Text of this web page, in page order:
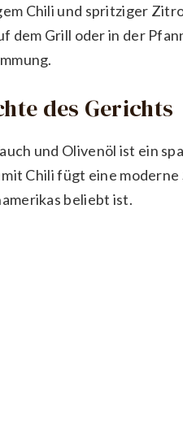
Chili und spritziger
dem Grill oder in der
des Gerichts
und Olivenöl ist ein
Chili fügt eine moderne
beliebt ist.